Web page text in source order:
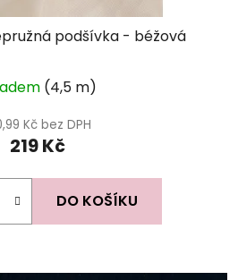
podšívka - béžová
hodnocení
produktu
je
(4,5 m)
Kč bez DPH
219 Kč
DO KOŠÍKU